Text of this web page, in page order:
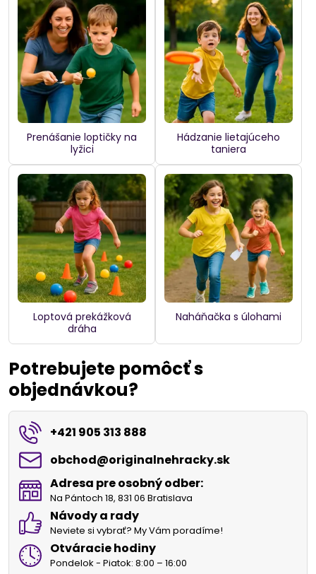
Prenášanie loptičky na
lyžici
Hádzanie lietajúceho
taniera
Loptová prekážková
dráha
Naháňačka s úlohami
Potrebujete pomôcť s
objednávkou?
+421 905 313 888
obchod​@originalnehracky​.sk
Adresa pre osobný odber:
Na Pántoch 18, 831 06 Bratislava
Návody a rady
Neviete si vybrať? My Vám poradíme!
Otváracie hodiny
Pondelok - Piatok: 8:00 – 16:00